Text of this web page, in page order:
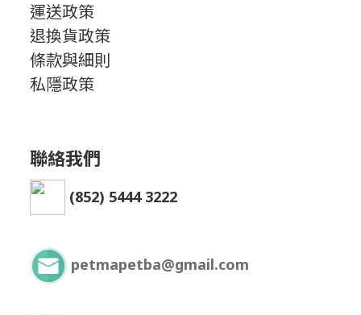
運送政策
退換貨政策
條款與細則
私隱政策
聯絡我們
(852) 5444 3222
petmapetba@gmail.com